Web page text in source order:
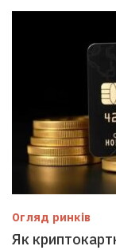
Огляд ринків
Як